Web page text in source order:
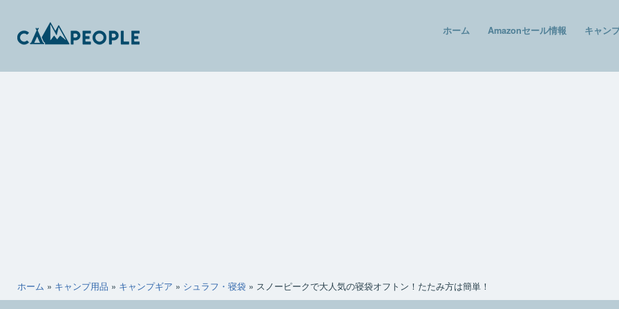
キ
ホーム Amazonセール情報 キャン
ホーム » キャンプ用品 » キャンプギア » シュラフ・寝袋 » スノーピークで大人気の寝袋オフトン！たたみ方は簡単！